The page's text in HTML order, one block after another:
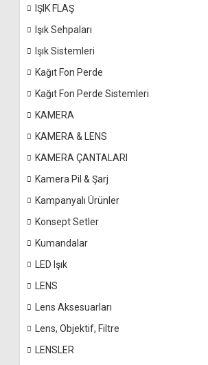
IŞIK FLAŞ
Işık Sehpaları
Işık Sistemleri
Kağıt Fon Perde
Kağıt Fon Perde Sistemleri
KAMERA
KAMERA & LENS
KAMERA ÇANTALARI
Kamera Pil & Şarj
Kampanyalı Ürünler
Konsept Setler
Kumandalar
LED Işık
LENS
Lens Aksesuarları
Lens, Objektif, Filtre
LENSLER